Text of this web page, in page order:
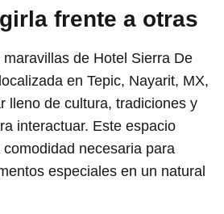
frente a otras
de Hotel Sierra De
en Tepic, Nayarit, MX,
lleno de cultura, tradiciones y
interactuar. Este espacio
necesaria para
especiales en un natural